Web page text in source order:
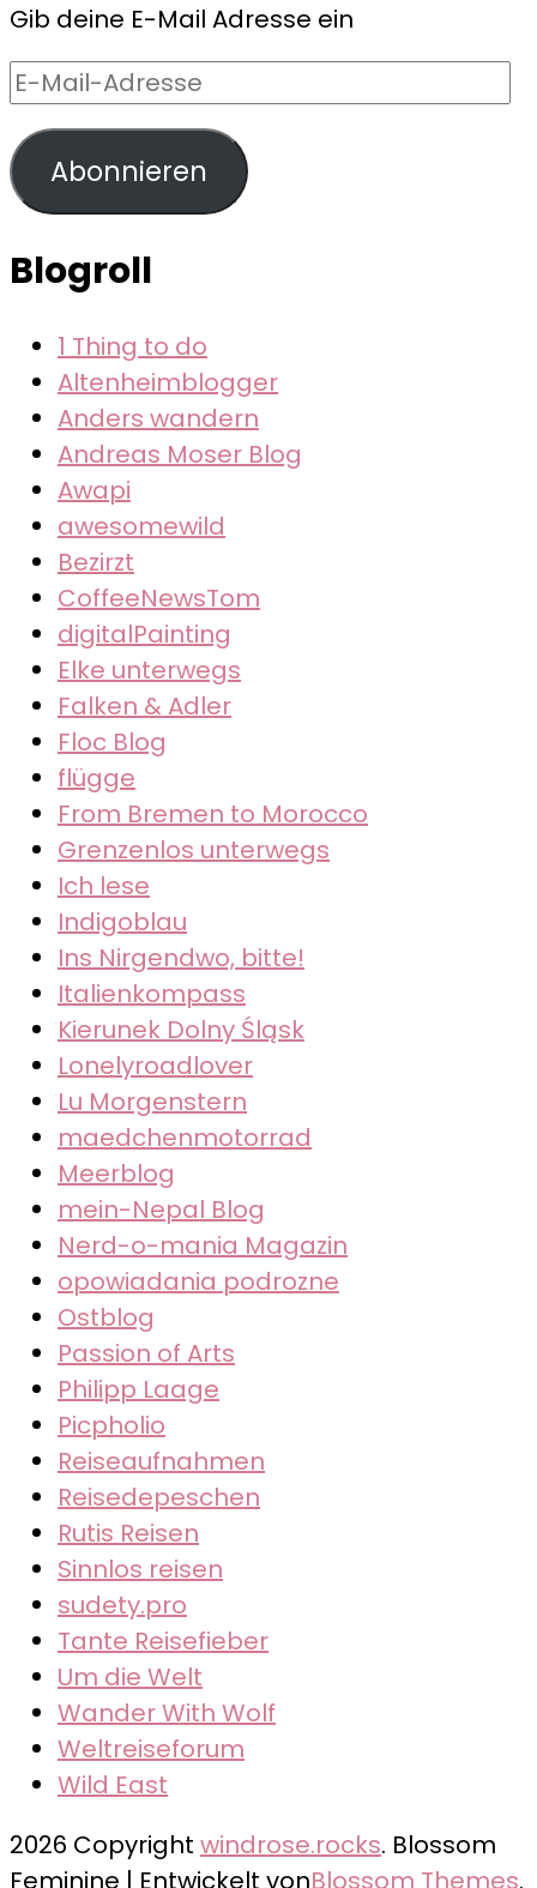
Gib deine E-Mail Adresse ein
E-
Mail-
Adresse
Abonnieren
Blogroll
1 Thing to do
Altenheimblogger
Anders wandern
Andreas Moser Blog
Awapi
awesomewild
Bezirzt
CoffeeNewsTom
digitalPainting
Elke unterwegs
Falken & Adler
Floc Blog
flügge
From Bremen to Morocco
Grenzenlos unterwegs
Ich lese
Indigoblau
Ins Nirgendwo, bitte!
Italienkompass
Kierunek Dolny Śląsk
Lonelyroadlover
Lu Morgenstern
maedchenmotorrad
Meerblog
mein-Nepal Blog
Nerd-o-mania Magazin
opowiadania podrozne
Ostblog
Passion of Arts
Philipp Laage
Picpholio
Reiseaufnahmen
Reisedepeschen
Rutis Reisen
Sinnlos reisen
sudety.pro
Tante Reisefieber
Um die Welt
Wander With Wolf
Weltreiseforum
Wild East
2026 Copyright windrose.rocks. Blossom
Feminine | Entwickelt vonBlossom Themes.